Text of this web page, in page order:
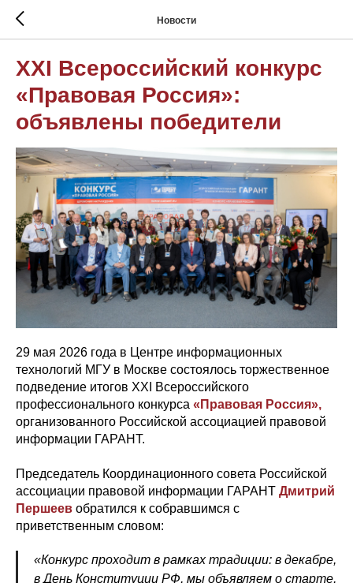
Новости
XXI Всероссийский конкурс
«Правовая Россия»:
объявлены победители
29 мая 2026 года в Центре информационных
технологий МГУ в Москве состоялось торжественное
подведение итогов XXI Всероссийского
профессионального конкурса «Правовая Россия»,
организованного Российской ассоциацией правовой
информации ГАРАНТ.
Председатель Координационного совета Российской
ассоциации правовой информации ГАРАНТ Дмитрий
Першеев обратился к собравшимся с
приветственным словом:
«Конкурс проходит в рамках традиции: в декабре,
в День Конституции РФ, мы объявляем о старте,